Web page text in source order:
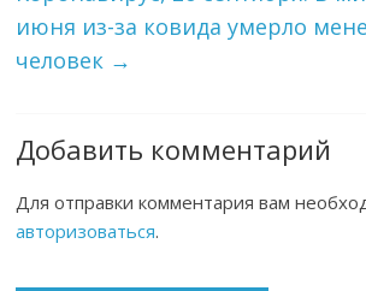
июня из-за ковида умерло
человек →
Добавить комментарий
Для отправки комментария вам
авторизоваться.